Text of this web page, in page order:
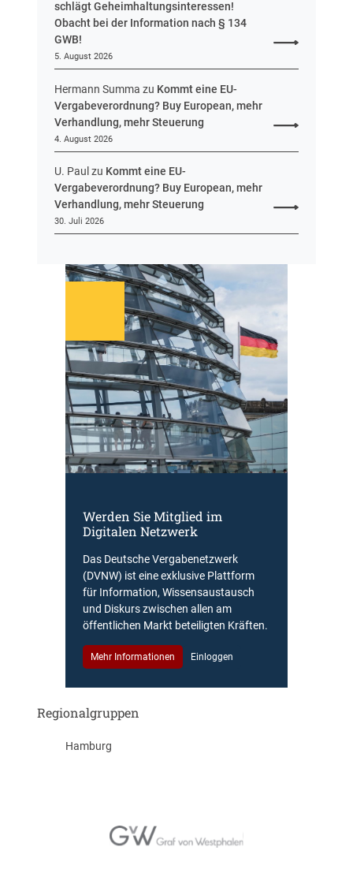
schlägt Geheimhaltungsinteressen!
Obacht bei der Information nach § 134
GWB!
5. August 2026
Hermann Summa zu Kommt eine EU-
Vergabeverordnung? Buy European, mehr
Verhandlung, mehr Steuerung
4. August 2026
U. Paul zu Kommt eine EU-
Vergabeverordnung? Buy European, mehr
Verhandlung, mehr Steuerung
30. Juli 2026
Werden Sie Mitglied im
Digitalen Netzwerk
Das Deutsche Vergabenetzwerk
(DVNW) ist eine exklusive Plattform
für Information, Wissensaustausch
und Diskurs zwischen allen am
öffentlichen Markt beteiligten Kräften.
Mehr Informationen Einloggen
Regionalgruppen
Hamburg